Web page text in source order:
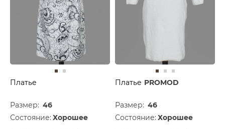
Платье
Размер: 46
Состояние: Хорошее
Платье PROMOD
Размер: 46
Состояние: Хорошее